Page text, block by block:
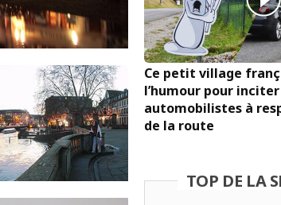
Ce petit village
l’humour pour
automobilistes à
de la route
TOP DE LA